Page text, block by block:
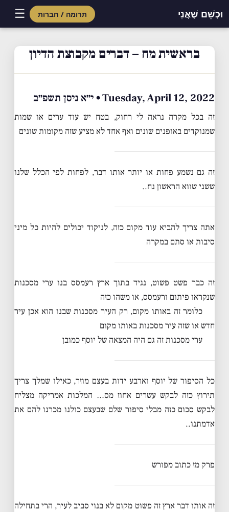
וּכְשֵׁם שֶׁאֲנִי תרומה / חברות ☰
בראשית מח – דברים מקבוצת הדיון
Tuesday, April 12, 2022 • י״א ניסן תשפ״ב
זה בכל מקרה נראה לי רחוק, בטח יש עוד ערים או שמות
שמנוקדים באופנים שונים ואף אחד לא מציע שזה מקומות שונים
זה גם נשמע פחות או יותר אותו דבר, לפחות לפי הכלל שלנו
ששני שווא הראשון נח..
אתה צריך להביא עוד מקום כזה, לניקוד יכולים להיות כל מיני
סיבות או סתם במקרה
זה כבר פשט פשוט, נגיד בתוך ארץ רעמסס בנו ערי מסכנות
שנקראו פיתום ורעמסס, או משהו כזה
כלומר זה באותו מקום, רק העיר מסכנות שבנו הוא אכן עיר
חדש או שזה עיר מסכנות באותו מקום
ערי מסכנות זה גם היה המצאה של יוסף כמובן
כל הסיפור של יוסף וארבע ידות בעצם מוזר, כאילו שמלך צריך
תירוץ כזה לבקש עשרים אחוז מס… המלכות אמריקה מצליח
לבקש סכום כזה מבלי סיפור שלם שבעצם כולנו מכרנו להם את
אדמתנו..
פרק מז כתוב מפורש
זה אותו דבר ארץ זה פשוט מקום לא בנוי סביב לעיר, הרי בתחילה